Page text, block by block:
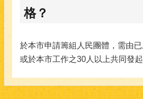
格？
於本市申請籌組人民團體，需由
或於本市工作之30人以上共同發起